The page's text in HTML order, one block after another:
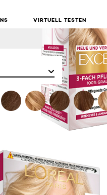
VIRTUELL TESTEN